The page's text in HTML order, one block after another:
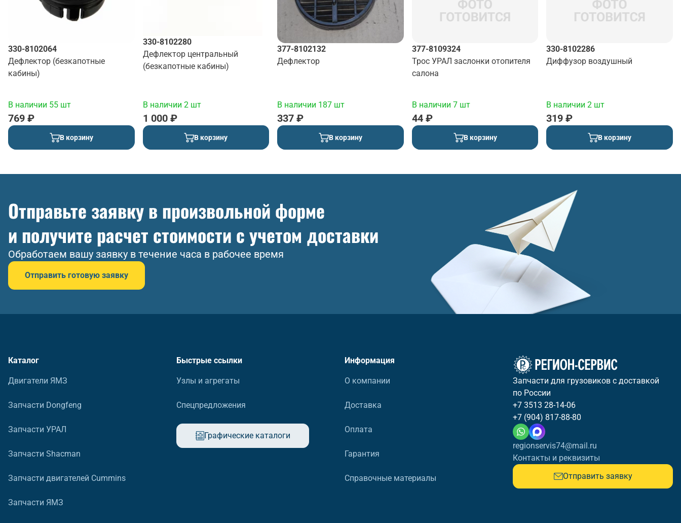
330-8102064
Дефлектор (безкапотные
кабины)
В наличии 55 шт
769 ₽
В корзину
330-8102280
Дефлектор центральный
(безкапотные кабины)
В наличии 2 шт
1 000 ₽
В корзину
377-8102132
Дефлектор
В наличии 187 шт
337 ₽
В корзину
377-8109324
Трос УРАЛ заслонки отопителя
салона
В наличии 7 шт
44 ₽
В корзину
330-8102286
Диффузор воздушный
В наличии 2 шт
319 ₽
В корзину
Отправьте заявку в произвольной форме
и получите расчет стоимости с учетом доставки
Обработаем вашу заявку в течение часа в рабочее время
Отправить готовую заявку
Каталог
Двигатели ЯМЗ
Запчасти Dongfeng
Запчасти УРАЛ
Запчасти Shacman
Запчасти двигателей Cummins
Запчасти ЯМЗ
Быстрые ссылки
Узлы и агрегаты
Спецпредложения
Графические каталоги
Информация
О компании
Доставка
Оплата
Гарантия
Справочные материалы
Запчасти для грузовиков с доставкой
по России
+7 3513 28-14-06
+7 (904) 817-88-80
regionservis74@mail.ru
Контакты и реквизиты
Отправить заявку